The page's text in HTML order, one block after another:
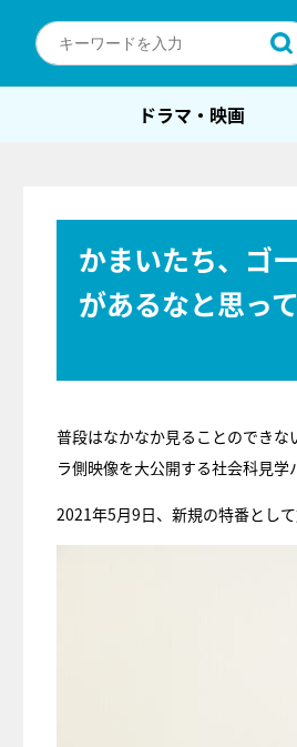
ドラマ・映画
かまいたち、ゴ
があるなと思っ
普段はなかなか見ることのでき
ラ側映像を大公開する社会科見学
2021年5月9日、新規の特番とし